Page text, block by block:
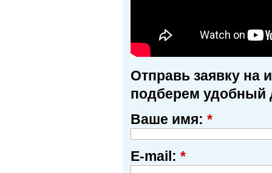
Отправь заявку на
подберем удобный
Ваше имя: *
E-mail: *